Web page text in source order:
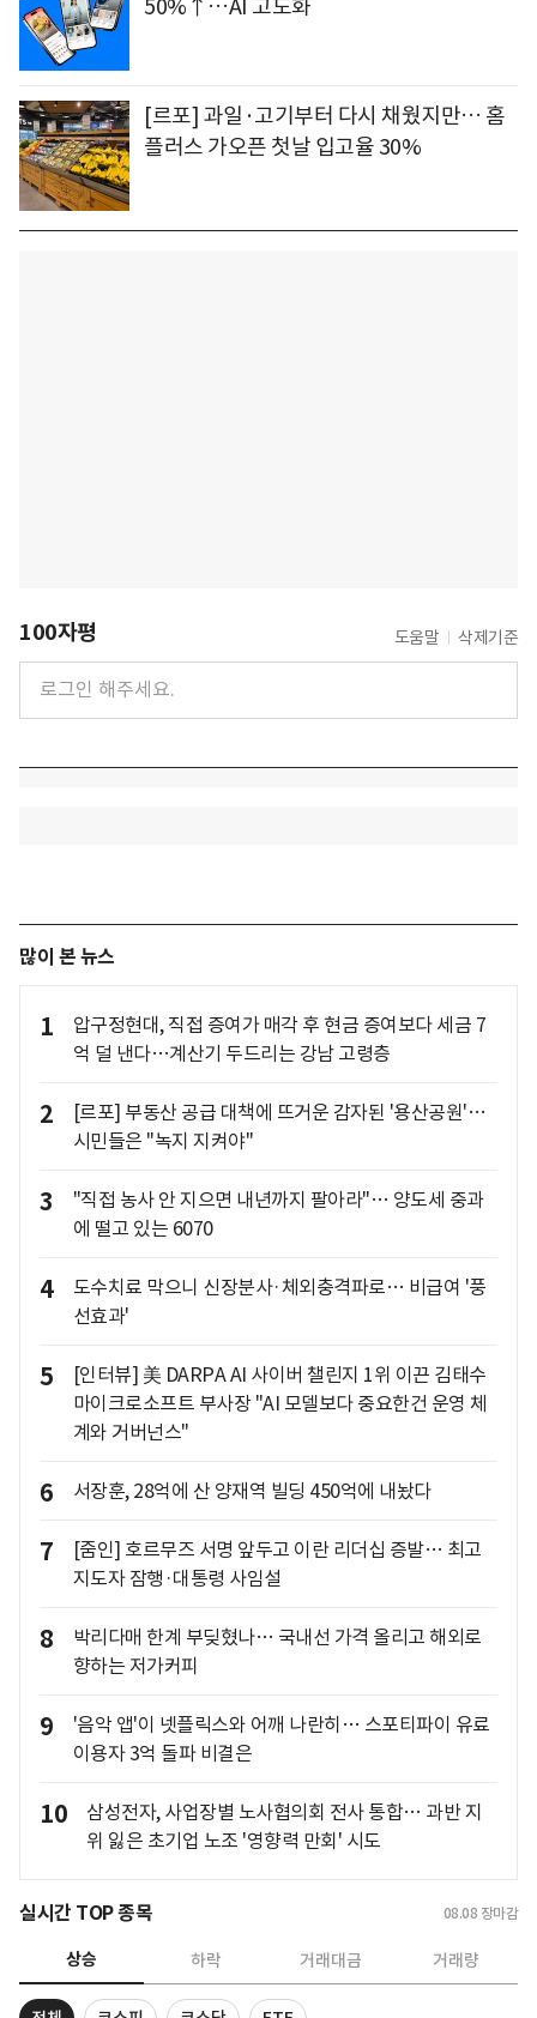
50%↑…AI 고도화
[르포] 과일·고기부터 다시 채웠지만… 홈
플러스 가오픈 첫날 입고율 30%
100자평 도움말 삭제기준
많이 본 뉴스
1
압구정현대, 직접 증여가 매각 후 현금 증여보다 세금 7
억 덜 낸다…계산기 두드리는 강남 고령층
2
[르포] 부동산 공급 대책에 뜨거운 감자된 '용산공원'…
시민들은 "녹지 지켜야"
3
"직접 농사 안 지으면 내년까지 팔아라"… 양도세 중과
에 떨고 있는 6070
4
도수치료 막으니 신장분사·체외충격파로… 비급여 '풍
선효과'
5
[인터뷰] 美 DARPA AI 사이버 챌린지 1위 이끈 김태수
마이크로소프트 부사장 "AI 모델보다 중요한건 운영 체
계와 거버넌스"
6 서장훈, 28억에 산 양재역 빌딩 450억에 내놨다
7
[줌인] 호르무즈 서명 앞두고 이란 리더십 증발… 최고
지도자 잠행·대통령 사임설
8
박리다매 한계 부딪혔나… 국내선 가격 올리고 해외로
향하는 저가커피
9
'음악 앱'이 넷플릭스와 어깨 나란히… 스포티파이 유료
이용자 3억 돌파 비결은
10
삼성전자, 사업장별 노사협의회 전사 통합… 과반 지
위 잃은 초기업 노조 '영향력 만회' 시도
실시간 TOP 종목 08.08 장마감
상승 하락 거래대금 거래량